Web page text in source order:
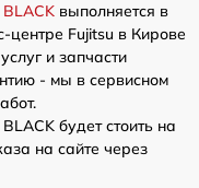
выполняется в
центре Fujitsu в Кирове
и запчасти
- мы в сервисном
будет стоить на
на сайте через